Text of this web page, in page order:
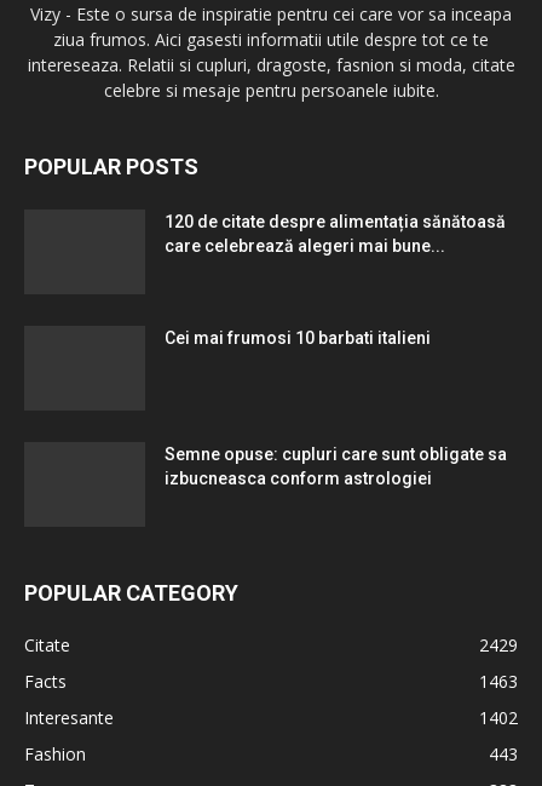
Vizy - Este o sursa de inspiratie pentru cei care vor sa inceapa
ziua frumos. Aici gasesti informatii utile despre tot ce te
intereseaza. Relatii si cupluri, dragoste, fasnion si moda, citate
celebre si mesaje pentru persoanele iubite.
POPULAR POSTS
120 de citate despre alimentația sănătoasă
care celebrează alegeri mai bune...
Cei mai frumosi 10 barbati italieni
Semne opuse: cupluri care sunt obligate sa
izbucneasca conform astrologiei
POPULAR CATEGORY
Citate
2429
Facts
1463
Interesante
1402
Fashion
443